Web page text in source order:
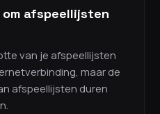
afspeellijsten
van je afspeellijsten
maar de
afspeellijsten duren